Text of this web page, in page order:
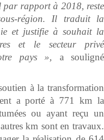
par rapport à 2018, reste
région. Il traduit la
et justifie à souhait la
et le secteur privé
pays », a souligné
à la transformation
a porté à 771 km la
ou ayant reçu un
km sont en travaux.